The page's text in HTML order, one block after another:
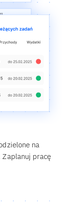
na
Zaplanuj pracę